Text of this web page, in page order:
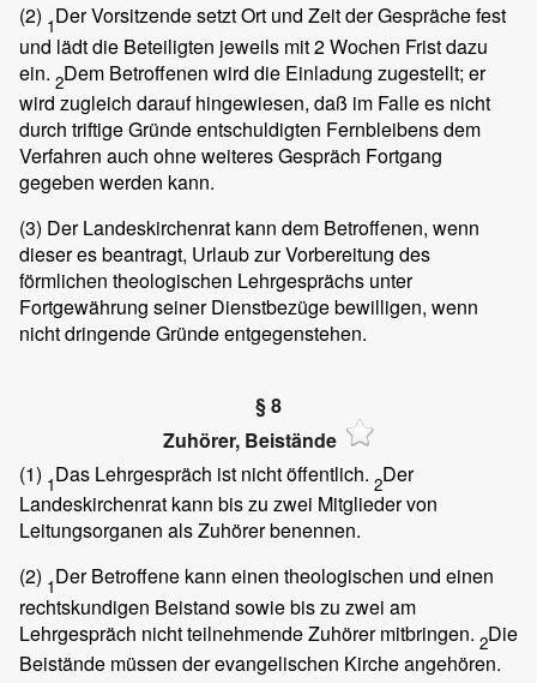
(2) 1Der Vorsitzende setzt Ort und Zeit der Gespräche fest
und lädt die Beteiligten jeweils mit 2 Wochen Frist dazu
ein. 2Dem Betroffenen wird die Einladung zugestellt; er
wird zugleich darauf hingewiesen, daß im Falle es nicht
durch triftige Gründe entschuldigten Fernbleibens dem
Verfahren auch ohne weiteres Gespräch Fortgang
gegeben werden kann.
(3) Der Landeskirchenrat kann dem Betroffenen, wenn
dieser es beantragt, Urlaub zur Vorbereitung des
förmlichen theologischen Lehrgesprächs unter
Fortgewährung seiner Dienstbezüge bewilligen, wenn
nicht dringende Gründe entgegenstehen.
§ 8
Zuhörer, Beistände
(1) 1Das Lehrgespräch ist nicht öffentlich. 2Der
Landeskirchenrat kann bis zu zwei Mitglieder von
Leitungsorganen als Zuhörer benennen.
(2) 1Der Betroffene kann einen theologischen und einen
rechtskundigen Beistand sowie bis zu zwei am
Lehrgespräch nicht teilnehmende Zuhörer mitbringen. 2Die
Beistände müssen der evangelischen Kirche angehören.